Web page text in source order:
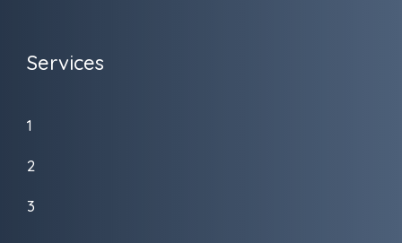
Services
1
2
3